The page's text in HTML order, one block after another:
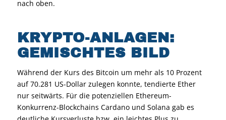
nach oben.
KRYPTO-ANLAGEN:
GEMISCHTES BILD
Während der Kurs des Bitcoin um mehr als 10 Prozent
auf 70.281 US-Dollar zulegen konnte, tendierte Ether
nur seitwärts. Für die potenziellen Ethereum-
Konkurrenz-Blockchains Cardano und Solana gab es